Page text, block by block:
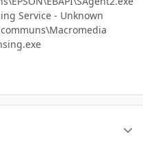
Service - Unknown